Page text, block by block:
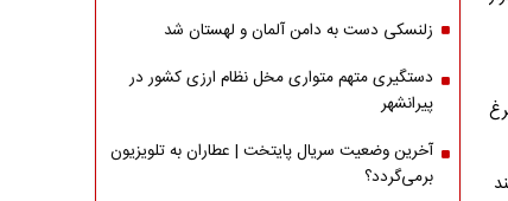
زلنسکی دست به دامن آلمان و لهستان شد
دستگیری متهم متواری مخل نظام ارزی کشور در
پیرانشهر
آخرین وضعیت سریال پایتخت | عطاران به تلویزیون
برمی‌گردد؟